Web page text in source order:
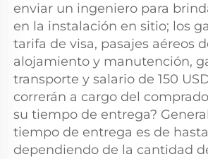
enviar un ingeniero para
en la instalación en sitio; los
tarifa de visa, pasajes aéreos
alojamiento y manutención,
transporte y salario de 150
correrán a cargo del
su tiempo de entrega?
tiempo de entrega es de hasta
dependiendo de la cantidad